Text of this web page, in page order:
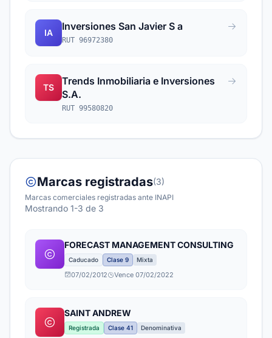
IA
Inversiones San Javier S a
RUT 96972380
TS
Trends Inmobiliaria e Inversiones
S.A.
RUT 99580820
Marcas registradas(3)
Marcas comerciales registradas ante INAPI
Mostrando 1-3 de 3
FORECAST MANAGEMENT CONSULTING
Caducado Clase 9 Mixta
07/02/2012 Vence 07/02/2022
SAINT ANDREW
Registrada Clase 41 Denominativa